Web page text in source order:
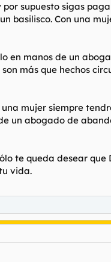
supuesto sigas
basilisco. Con una
en manos de un
más que hechos
mujer siempre
un abogado de
te queda desear
vida.